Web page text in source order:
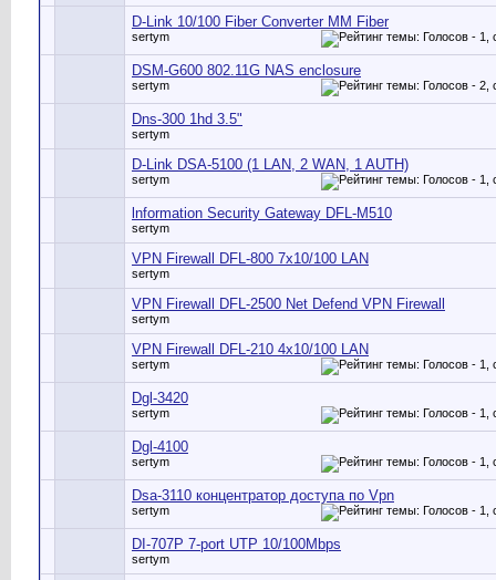
D-Link 10/100 Fiber Converter MM Fiber
sertym
DSM-G600 802.11G NAS enclosure
sertym
Dns-300 1hd 3.5"
sertym
D-Link DSA-5100 (1 LAN, 2 WAN, 1 AUTH)
sertym
lnformation Security Gateway DFL-M510
sertym
VPN Firewall DFL-800 7x10/100 LAN
sertym
VPN Firewall DFL-2500 Net Defend VPN Firewall
sertym
VPN Firewall DFL-210 4x10/100 LAN
sertym
Dgl-3420
sertym
Dgl-4100
sertym
Dsa-3110 концентратор доступа по Vpn
sertym
DI-707P 7-port UTP 10/100Mbps
sertym